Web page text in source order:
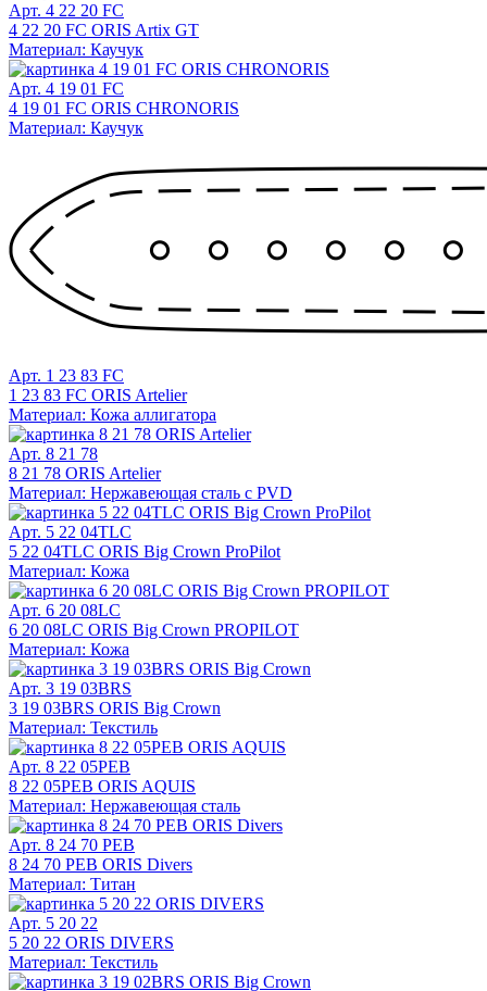
Арт. 4 22 20 FC
4 22 20 FC ORIS Artix GT
Материал: Каучук
Арт. 4 19 01 FC
4 19 01 FC ORIS CHRONORIS
Материал: Каучук
Арт. 1 23 83 FC
1 23 83 FC ORIS Artelier
Материал: Кожа аллигатора
Арт. 8 21 78
8 21 78 ORIS Artelier
Материал: Нержавеющая сталь с PVD
Арт. 5 22 04TLC
5 22 04TLC ORIS Big Crown ProPilot
Материал: Кожа
Арт. 6 20 08LC
6 20 08LC ORIS Big Crown PROPILOT
Материал: Кожа
Арт. 3 19 03BRS
3 19 03BRS ORIS Big Crown
Материал: Текстиль
Арт. 8 22 05PEB
8 22 05PEB ORIS AQUIS
Материал: Нержавеющая сталь
Арт. 8 24 70 PEB
8 24 70 PEB ORIS Divers
Материал: Титан
Арт. 5 20 22
5 20 22 ORIS DIVERS
Материал: Текстиль